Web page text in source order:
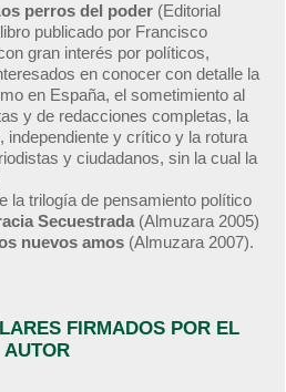
perros del poder (Editorial
publicado por Francisco
gran interés por políticos,
en conocer con detalle la
en España, el sometimiento al
y de redacciones completas, la
independiente y crítico y la rotura
y ciudadanos, sin la cual la
la trilogía de pensamiento político
Secuestrada (Almuzara 2005)
nuevos amos (Almuzara 2007).
FIRMADOS POR EL
AUTOR